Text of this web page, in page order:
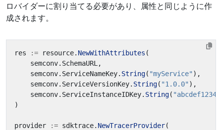
ロバイダーに割り当てる必要があり、属性と同じように作
成されます。
res := resource. NewWithAttributes (
semconv. SchemaURL ,
semconv. ServiceNameKey. String( "myService" ),
semconv. ServiceVersionKey. String( "1.0.0" ),
semconv. ServiceInstanceIDKey. String(
)
provider := sdktrace. NewTracerProvider(